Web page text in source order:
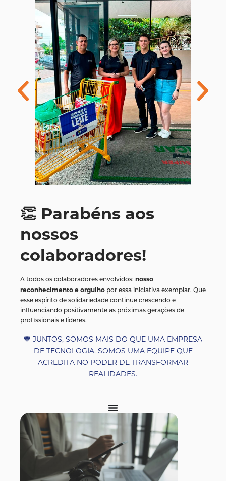
👏 Parabéns aos
nossos
colaboradores!
A todos os colaboradores envolvidos: nosso
reconhecimento e orgulho por essa iniciativa exemplar. Que
esse espírito de solidariedade continue crescendo e
influenciando positivamente as próximas gerações de
profissionais e líderes.
💙 JUNTOS, SOMOS MAIS DO QUE UMA EMPRESA
DE TECNOLOGIA. SOMOS UMA EQUIPE QUE
ACREDITA NO PODER DE TRANSFORMAR
REALIDADES.